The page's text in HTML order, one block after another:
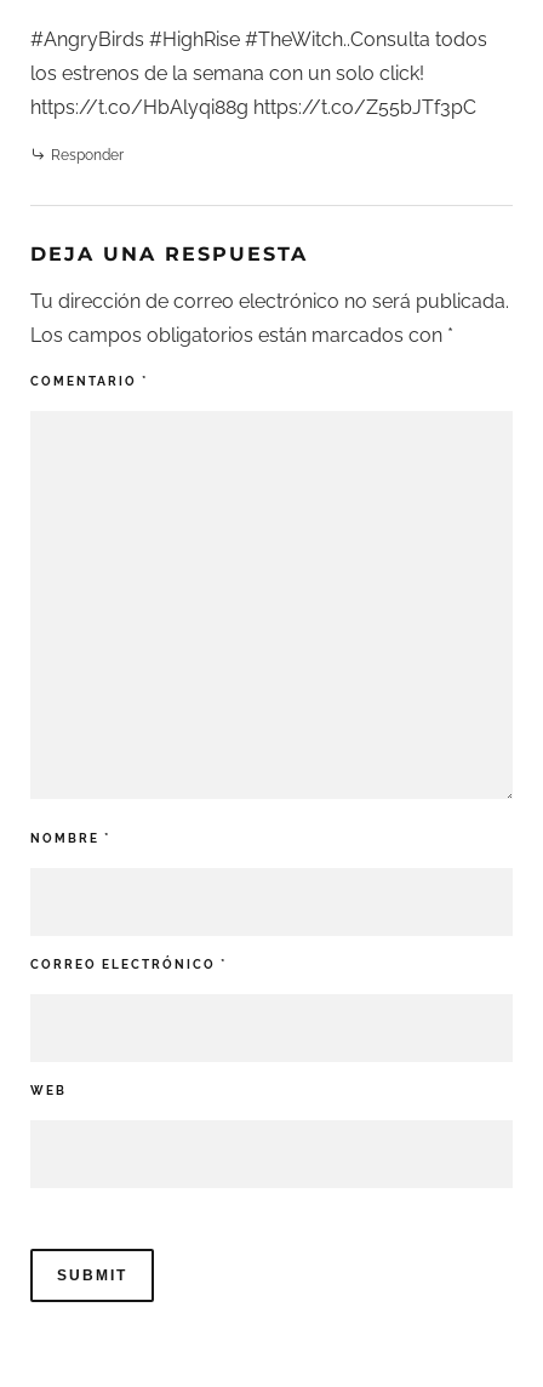
#AngryBirds #HighRise #TheWitch..Consulta todos
los estrenos de la semana con un solo click!
https://t.co/HbAlyqi88g https://t.co/Z55bJTf3pC
Responder
DEJA UNA RESPUESTA
Tu dirección de correo electrónico no será publicada.
Los campos obligatorios están marcados con *
COMENTARIO *
NOMBRE *
CORREO ELECTRÓNICO *
WEB